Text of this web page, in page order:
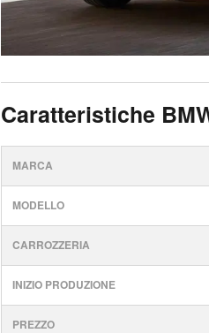
Caratteristiche
MARCA
MODELLO
CARROZZERIA
INIZIO PRODUZIONE
PREZZO